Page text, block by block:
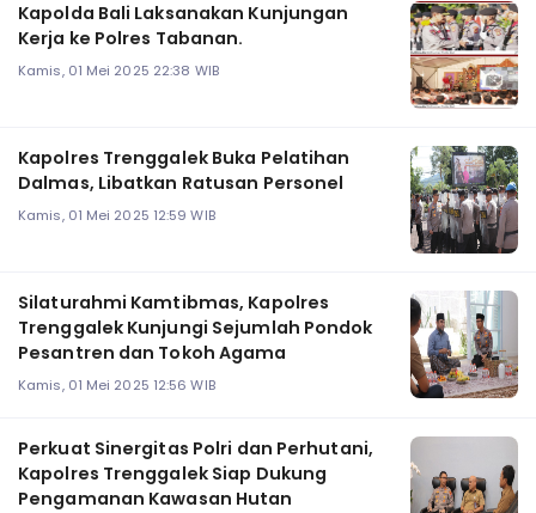
Kapolda Bali Laksanakan Kunjungan
Kerja ke Polres Tabanan.
Kamis, 01 Mei 2025 22:38 WIB
Kapolres Trenggalek Buka Pelatihan
Dalmas, Libatkan Ratusan Personel
Kamis, 01 Mei 2025 12:59 WIB
Silaturahmi Kamtibmas, Kapolres
Trenggalek Kunjungi Sejumlah Pondok
Pesantren dan Tokoh Agama
Kamis, 01 Mei 2025 12:56 WIB
Perkuat Sinergitas Polri dan Perhutani,
Kapolres Trenggalek Siap Dukung
Pengamanan Kawasan Hutan